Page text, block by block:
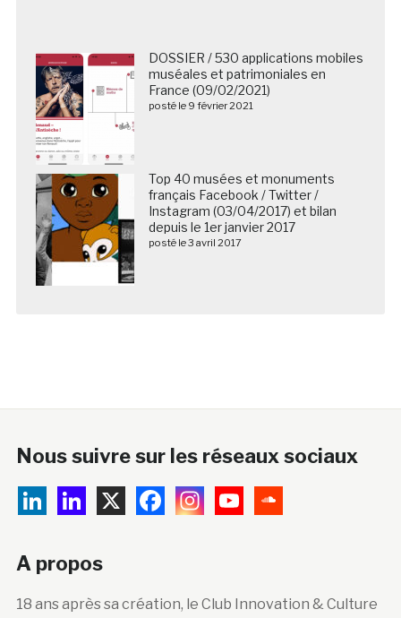
DOSSIER / 530 applications mobiles
muséales et patrimoniales en
France (09/02/2021)
posté le 9 février 2021
Top 40 musées et monuments
français Facebook / Twitter /
Instagram (03/04/2017) et bilan
depuis le 1er janvier 2017
posté le 3 avril 2017
Nous suivre sur les réseaux sociaux
A propos
18 ans après sa création, le Club Innovation & Culture